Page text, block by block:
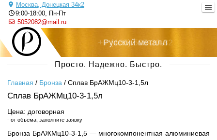
Москва, Донецкая 34к2
9:00-18:00, Пн-Пт
5052082@mail.ru
Русский металл
+7 (495) 505-20-82
Просто. Надежно. Быстро.
Главная / Бронза / Сплав БрАЖМц10-3-1,5л
Сплав БрАЖМц10-3-1,5л
Цена: договорная
- от объёма, заполните заявку
Бронза БрАЖМц10-3-1,5 — многокомпонентная алюминиевая